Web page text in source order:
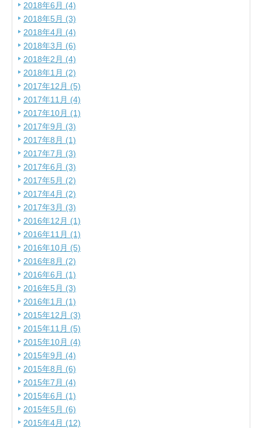
2018年6月 (4)
2018年5月 (3)
2018年4月 (4)
2018年3月 (6)
2018年2月 (4)
2018年1月 (2)
2017年12月 (5)
2017年11月 (4)
2017年10月 (1)
2017年9月 (3)
2017年8月 (1)
2017年7月 (3)
2017年6月 (3)
2017年5月 (2)
2017年4月 (2)
2017年3月 (3)
2016年12月 (1)
2016年11月 (1)
2016年10月 (5)
2016年8月 (2)
2016年6月 (1)
2016年5月 (3)
2016年1月 (1)
2015年12月 (3)
2015年11月 (5)
2015年10月 (4)
2015年9月 (4)
2015年8月 (6)
2015年7月 (4)
2015年6月 (1)
2015年5月 (6)
2015年4月 (12)